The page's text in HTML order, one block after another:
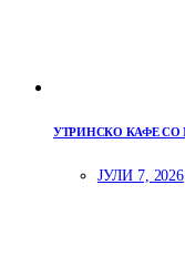
УТРИНСКО КАФЕ СО
ЈУЛИ 7, 2026